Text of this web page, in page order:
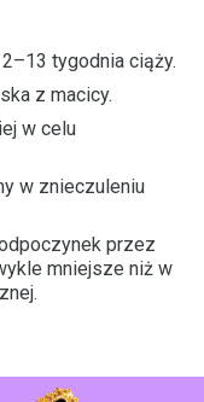
tygodnia ciąży.
z macicy.
w celu
w znieczuleniu
przez
mniejsze niż w